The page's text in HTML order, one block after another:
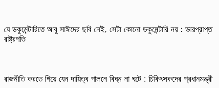
যে ডকুমেন্টারিতে আবু সাঈদের ছবি নেই, সেটা কোনো ডকুমেন্টারি নয় : ভারপ্রাপ্ত
রাষ্ট্রপতি
রাজনীতি করতে গিয়ে যেন দায়িত্ব পালনে বিঘ্ন না ঘটে : চিকিৎসকদের প্রধানমন্ত্রী